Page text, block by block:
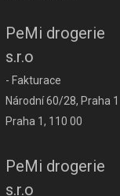
PeMi drogerie
s.r.o
- Fakturace
Národní 60/28, Praha 1
Praha 1, 110 00
PeMi drogerie
s.r.o